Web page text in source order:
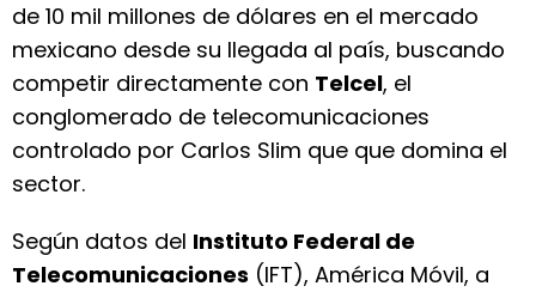
de 10 mil millones de dólares en el mercado
mexicano desde su llegada al país, buscando
competir directamente con Telcel, el
conglomerado de telecomunicaciones
controlado por Carlos Slim que que domina el
sector.
Según datos del Instituto Federal de
Telecomunicaciones (IFT), América Móvil, a